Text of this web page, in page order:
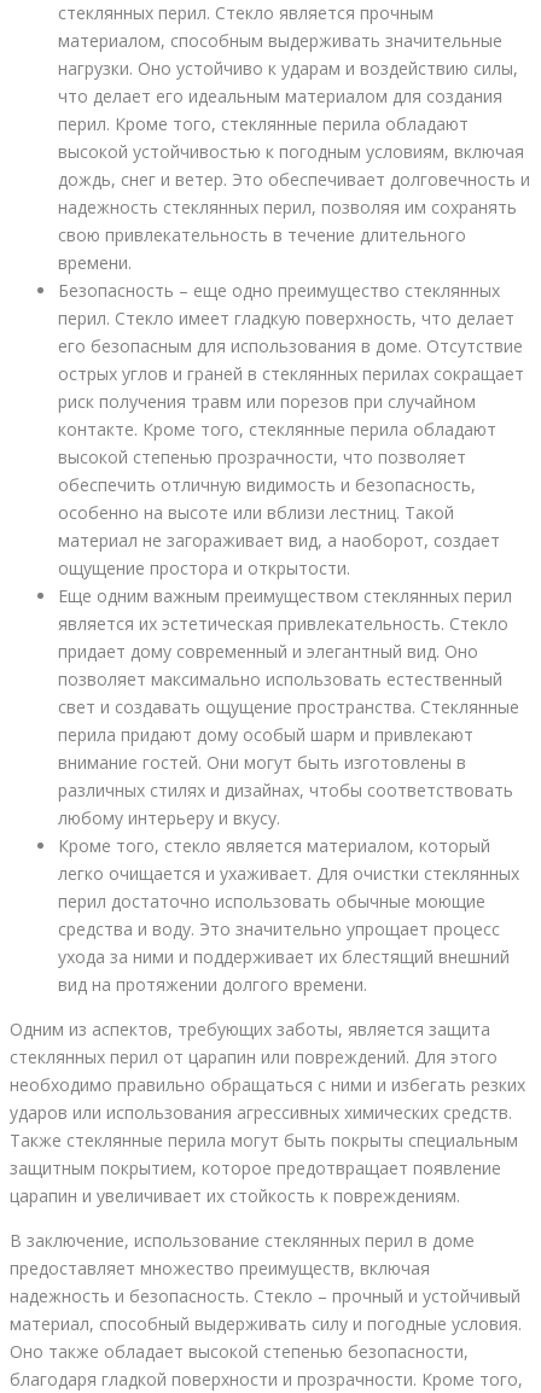
стеклянных перил. Стекло является прочным
материалом, способным выдерживать значительные
нагрузки. Оно устойчиво к ударам и воздействию силы,
что делает его идеальным материалом для создания
перил. Кроме того, стеклянные перила обладают
высокой устойчивостью к погодным условиям, включая
дождь, снег и ветер. Это обеспечивает долговечность и
надежность стеклянных перил, позволяя им сохранять
свою привлекательность в течение длительного
времени.
Безопасность – еще одно преимущество стеклянных
перил. Стекло имеет гладкую поверхность, что делает
его безопасным для использования в доме. Отсутствие
острых углов и граней в стеклянных перилах сокращает
риск получения травм или порезов при случайном
контакте. Кроме того, стеклянные перила обладают
высокой степенью прозрачности, что позволяет
обеспечить отличную видимость и безопасность,
особенно на высоте или вблизи лестниц. Такой
материал не загораживает вид, а наоборот, создает
ощущение простора и открытости.
Еще одним важным преимуществом стеклянных перил
является их эстетическая привлекательность. Стекло
придает дому современный и элегантный вид. Оно
позволяет максимально использовать естественный
свет и создавать ощущение пространства. Стеклянные
перила придают дому особый шарм и привлекают
внимание гостей. Они могут быть изготовлены в
различных стилях и дизайнах, чтобы соответствовать
любому интерьеру и вкусу.
Кроме того, стекло является материалом, который
легко очищается и ухаживает. Для очистки стеклянных
перил достаточно использовать обычные моющие
средства и воду. Это значительно упрощает процесс
ухода за ними и поддерживает их блестящий внешний
вид на протяжении долгого времени.
Одним из аспектов, требующих заботы, является защита
стеклянных перил от царапин или повреждений. Для этого
необходимо правильно обращаться с ними и избегать резких
ударов или использования агрессивных химических средств.
Также стеклянные перила могут быть покрыты специальным
защитным покрытием, которое предотвращает появление
царапин и увеличивает их стойкость к повреждениям.
В заключение, использование стеклянных перил в доме
предоставляет множество преимуществ, включая
надежность и безопасность. Стекло – прочный и устойчивый
материал, способный выдерживать силу и погодные условия.
Оно также обладает высокой степенью безопасности,
благодаря гладкой поверхности и прозрачности. Кроме того,